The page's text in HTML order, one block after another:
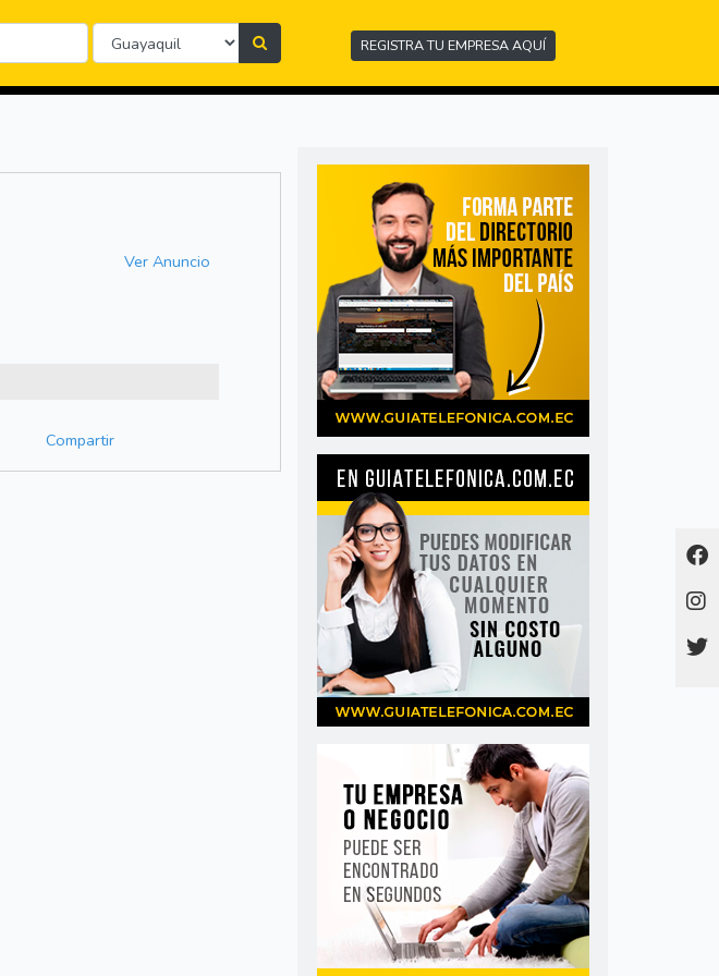
REGISTRA TU EMPRESA AQUÍ
Ver Anuncio
Compartir